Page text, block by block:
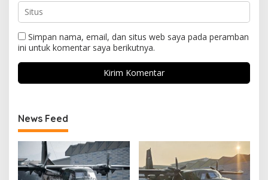
Simpan nama, email, dan situs web saya pada peramban
ini untuk komentar saya berikutnya.
News Feed